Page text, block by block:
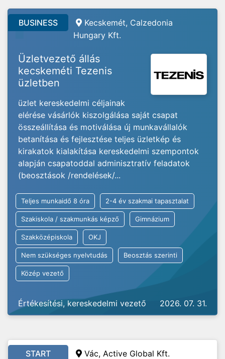
BUSINESS
Kecskemét, Calzedonia
Hungary Kft.
Üzletvezető állás
kecskeméti Tezenis
üzletben
üzlet kereskedelmi céljainak
elérése vásárlók kiszolgálása saját csapat
összeállítása és motiválása új munkavállalók
betanítása és fejlesztése teljes üzletkép és
kirakatok kialakítása kereskedelmi szempontok
alapján csapatoddal adminisztratív feladatok
(beosztások /rendelések/...
Teljes munkaidő 8 óra 2-4 év szakmai tapasztalat
Szakiskola / szakmunkás képző Gimnázium
Szakközépiskola OKJ
Nem szükséges nyelvtudás Beosztás szerinti
Közép vezető
Értékesítési, kereskedelmi vezető 2026. 07. 31.
START Vác, Active Global Kft.